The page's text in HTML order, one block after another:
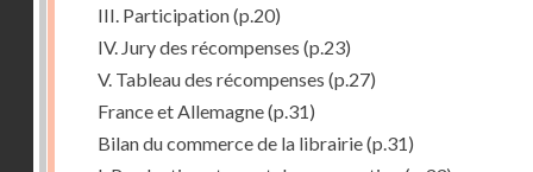
III. Participation(p.20)
IV. Jury des récompenses (p.23)
V. Tableau des récompenses (p.27)
France et Allemagne(p.31)
Bilan du commerce de la librairie(p.31)